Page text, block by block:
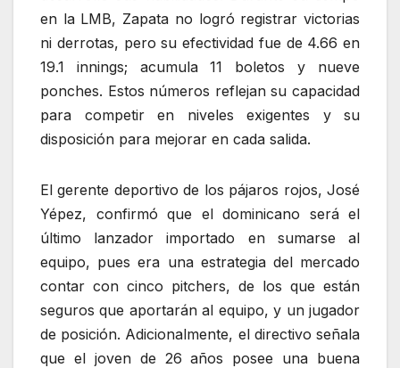
en la LMB, Zapata no logró registrar victorias
ni derrotas, pero su efectividad fue de 4.66 en
19.1 innings; acumula 11 boletos y nueve
ponches. Estos números reflejan su capacidad
para competir en niveles exigentes y su
disposición para mejorar en cada salida.
El gerente deportivo de los pájaros rojos, José
Yépez, confirmó que el dominicano será el
último lanzador importado en sumarse al
equipo, pues era una estrategia del mercado
contar con cinco pitchers, de los que están
seguros que aportarán al equipo, y un jugador
de posición. Adicionalmente, el directivo señala
que el joven de 26 años posee una buena